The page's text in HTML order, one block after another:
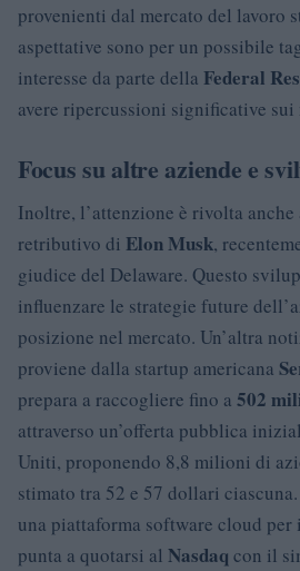
provenienti dal mercato del lavoro
aspettative sono per un possibile
interesse da parte della Federal
avere ripercussioni significative
Focus su altre aziende e
Inoltre, l’attenzione è rivolta anche
retributivo di Elon Musk,
giudice del Delaware. Questo
influenzare le strategie future
posizione nel mercato. Un’altra
proviene dalla startup americana
prepara a raccogliere fino a 502
attraverso un’offerta pubblica
Uniti, proponendo 8,8 milioni di
stimato tra 52 e 57 dollari
una piattaforma software cloud
punta a quotarsi al Nasdaq con il